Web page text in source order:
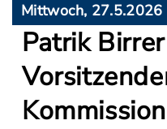
Mittwoch, 27.5.2026
Patrik